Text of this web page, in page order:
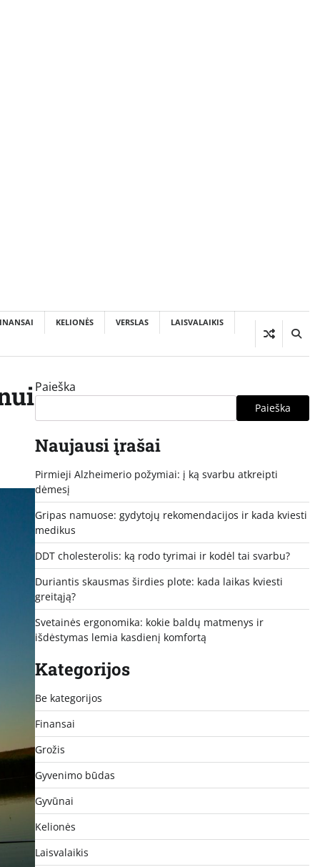
KELIONĖS VERSLAS LAISVALAIKIS
Paieška
Paieška
Naujausi įrašai
Pirmieji Alzheimerio požymiai: į ką svarbu atkreipti
dėmesį
Gripas namuose: gydytojų rekomendacijos ir kada kviesti
medikus
DDT cholesterolis: ką rodo tyrimai ir kodėl tai svarbu?
Duriantis skausmas širdies plote: kada laikas kviesti
greitąją?
Svetainės ergonomika: kokie baldų matmenys ir
išdėstymas lemia kasdienį komfortą
Kategorijos
Be kategorijos
Finansai
Grožis
Gyvenimo būdas
Gyvūnai
Kelionės
Laisvalaikis